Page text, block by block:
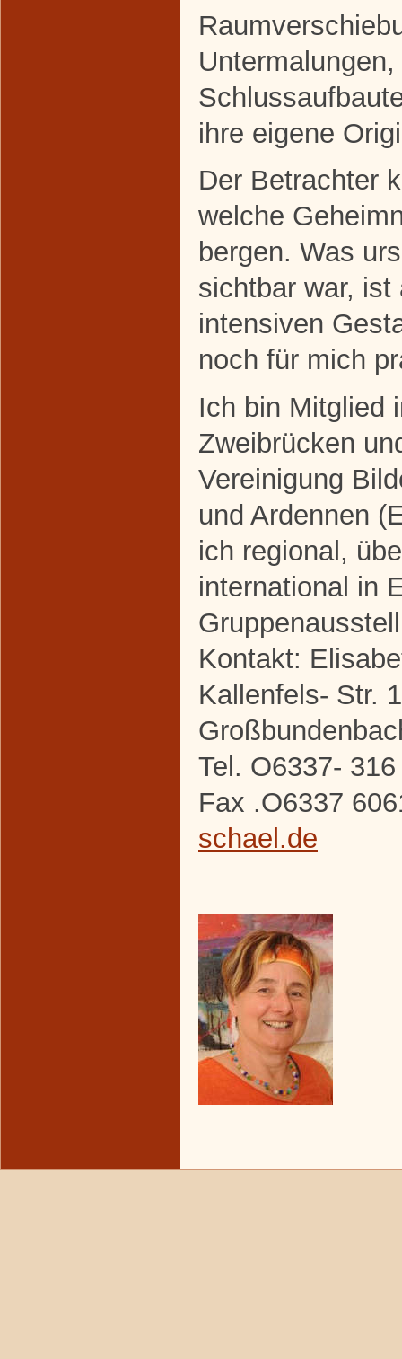
ihre eigene
Der Betrachter
welche
bergen. Was
sichtbar war,
intensiven
noch für mich
Ich bin Mitglied
Zweibrücken
Vereinigung
und Ardennen
ich regional,
international in
Kontakt:
Kallenfels- Str.
Tel. O6337- 316
Fax .O6337
schael.de